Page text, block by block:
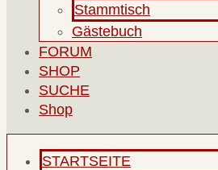
Stammtisch
Gästebuch
FORUM
SHOP
SUCHE
Shop
STARTSEITE